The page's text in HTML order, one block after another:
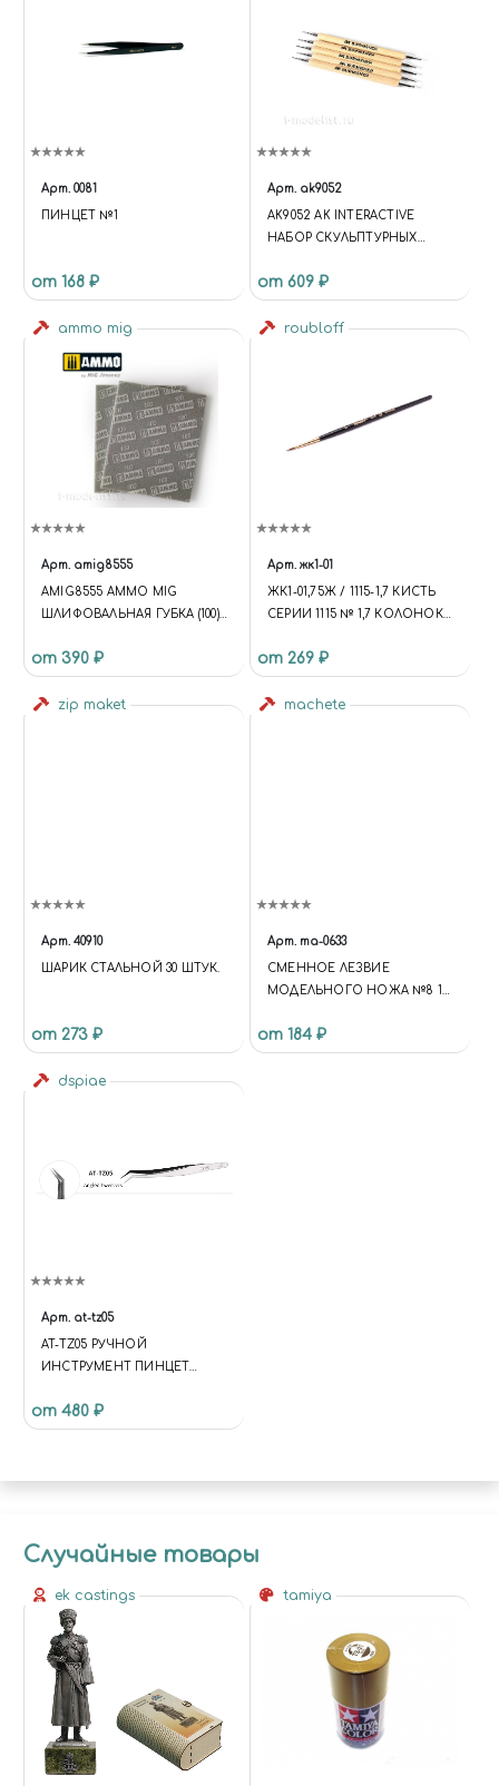
Арт. 0081
ПИНЦЕТ №1
от 168 ₽
Арт. ak9052
AK9052 AK INTERACTIVE
НАБОР СКУЛЬПТУРНЫХ
от 609 ₽
ammo mig
Арт. amig8555
AMIG8555 AMMO MIG
ШЛИФОВАЛЬНАЯ ГУБКА (100)
(100)
от 390 ₽
roubloff
Арт. жк1-01
ЖК1-01,75Ж / 1115-1,7 КИСТЬ
СЕРИИ 1115 № 1,7 КОЛОНОК
от 269 ₽
zip maket
Арт. 40910
ШАРИК СТАЛЬНОЙ 30 ШТУК.
от 273 ₽
machete
Арт. ma-0633
СМЕННОЕ ЛЕЗВИЕ
МОДЕЛЬНОГО НОЖА №8 10
от 184 ₽
dspiae
Арт. at-tz05
AT-TZ05 РУЧНОЙ
ИНСТРУМЕНТ ПИНЦЕТ
от 480 ₽
Случайные товары
ek castings tamiya